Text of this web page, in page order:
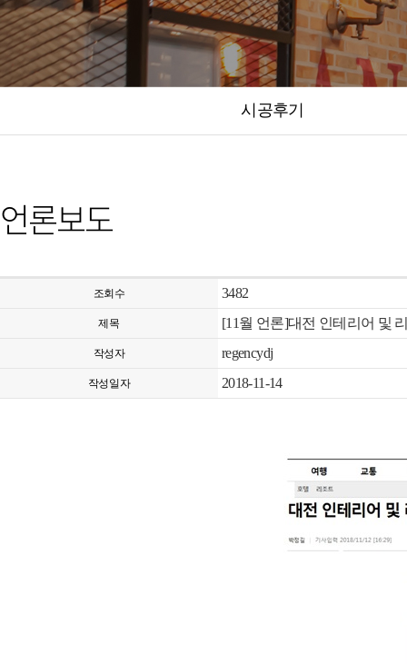
시공후기
언론보도
조회수 3482
제목 [11월 언론]대전 인테리어 및
작성자 regencydj
작성일자 2018-11-14